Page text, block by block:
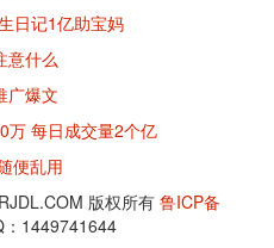
日记1亿助宝妈
意什么
广爆文
万 每日成交量2个亿
便乱用
版权所有 鲁ICP备
：1449741644